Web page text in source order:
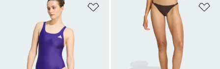
Lägg till på önskelistan